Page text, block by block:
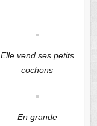
Elle vend ses petits
cochons
En grande